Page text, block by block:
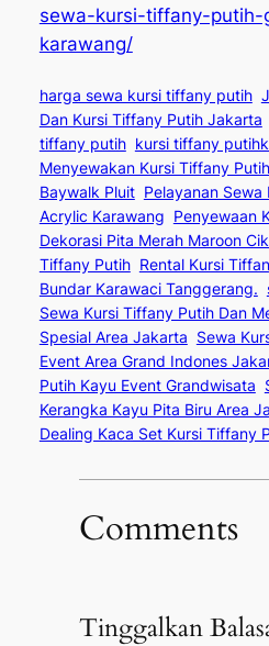
sewa-kursi-tiffany-putih-
karawang/
harga sewa kursi tiffany putih
Dan Kursi Tiffany Putih Jakarta
tiffany putih kursi tiffany
Menyewakan Kursi Tiffany
Baywalk Pluit Pelayanan Sewa
Acrylic Karawang Penyewaan
Dekorasi Pita Merah Maroon
Tiffany Putih Rental Kursi
Bundar Karawaci Tanggerang.
Sewa Kursi Tiffany Putih Dan
Spesial Area Jakarta Sewa
Event Area Grand Indones
Putih Kayu Event Grandwisata
Kerangka Kayu Pita Biru Area
Dealing Kaca Set Kursi Tiffany
Comments
Tinggalkan